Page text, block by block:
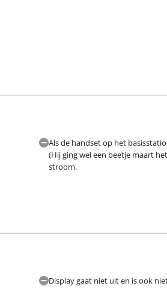
Als de handset op het
(Hij ging wel een beetje maart
stroom.
Display gaat niet uit en is ook